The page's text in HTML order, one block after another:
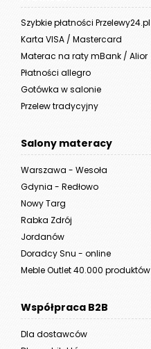
Szybkie płatności Przelewy24.pl
Karta VISA / Mastercard
Materac na raty mBank / Alior
Płatności allegro
Gotówka w salonie
Przelew tradycyjny
Salony materacy
Warszawa - Wesoła
Gdynia - Redłowo
Nowy Targ
Rabka Zdrój
Jordanów
Doradcy Snu - online
Meble Outlet 40.000 produktów
Współpraca B2B
Dla dostawców